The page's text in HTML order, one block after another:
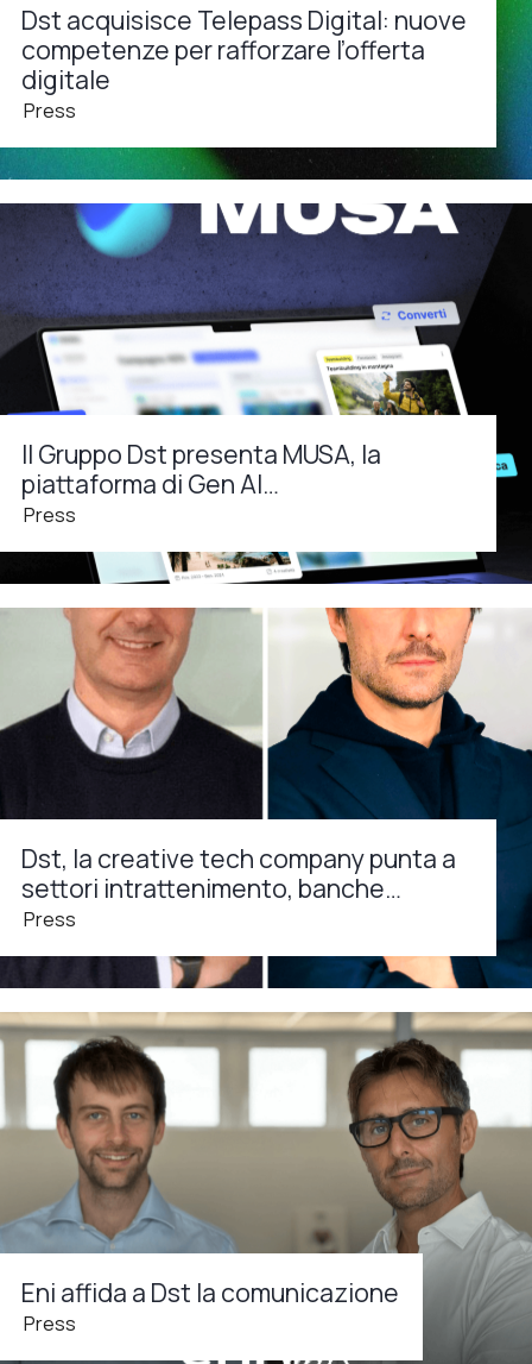
Dst acquisisce Telepass Digital: nuove
competenze per rafforzare l’offerta
digitale
Press
Il Gruppo Dst presenta MUSA, la
piattaforma di Gen AI…
Press
Dst, la creative tech company punta a
settori intrattenimento, banche…
Press
Eni affida a Dst la comunicazione
Press